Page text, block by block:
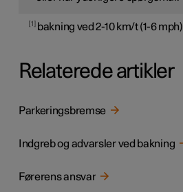
1 bakning ved 2-10 km/t (1-6 mph)
Relaterede artikler
Parkeringsbremse
Indgreb og advarsler ved bakning
Førerens ansvar